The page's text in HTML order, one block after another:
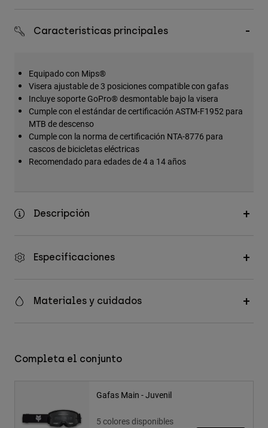
Ver Todo
Gorras y Gorros
Ver todo
Características principales
Equipado con Mips®
Visera ajustable de 3 posiciones compatible con gafas
Incluye soporte GoPro® desmontable bajo la visera
Cumple con el estándar de certificación ASTM-F1952 para
MTB de descenso
Cumple con la norma de certificación NTA-8776 para
cascos de bicicletas eléctricas
Recomendado para edades de 4 a 14 años
Descripción
Especificaciones
Materiales y cuidados
Completa el conjunto
Gafas Main - Juvenil
5 colores disponibles